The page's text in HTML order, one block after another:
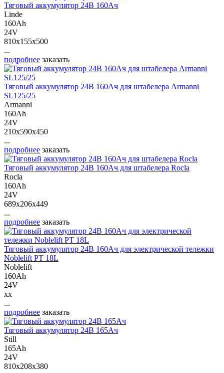
Тяговый аккумулятор 24В 160Ач
Linde
160Ah
24V
810x155x500
...
подробнее заказать
Тяговый аккумулятор 24В 160Ач для штабелера Armanni
SL125/25
Armanni
160Ah
24V
210x590x450
...
подробнее заказать
Тяговый аккумулятор 24В 160Ач для штабелера Rocla
Rocla
160Ah
24V
689x206x449
...
подробнее заказать
Тяговый аккумулятор 24В 160Ач для электрической тележки
Noblelift PT 18L
Noblelift
160Ah
24V
xx
...
подробнее заказать
Тяговый аккумулятор 24В 165Ач
Still
165Ah
24V
810x208x380